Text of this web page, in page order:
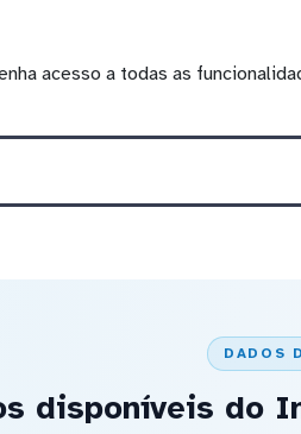
acesso a todas as
DADOS
disponíveis do